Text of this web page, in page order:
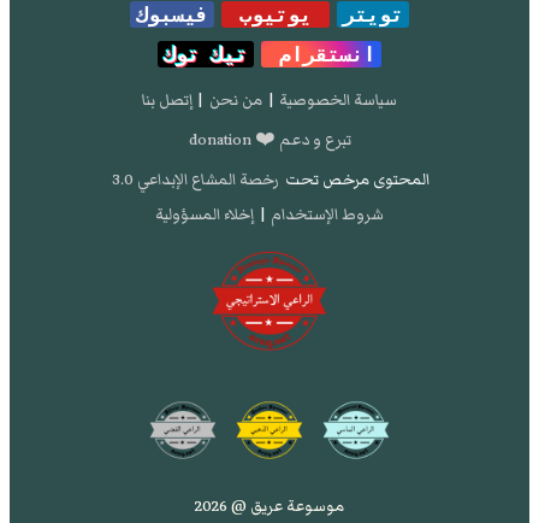
تويتر يوتيوب
فيسبوك
انستقرام
تيك توك
سياسة الخصوصية | من نحن | إتصل بنا
تبرع و دعم ❤️ donation
المحتوى مرخص تحت رخصة المشاع الإبداعي 3.0
شروط الإستخدام | إخلاء المسؤولية
موسوعة عريق @ 2026